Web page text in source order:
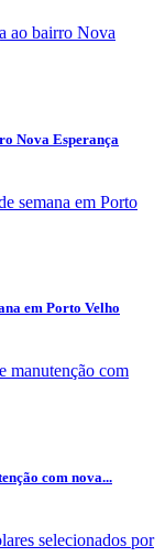
Nova Esperança
em Porto Velho
com nova...